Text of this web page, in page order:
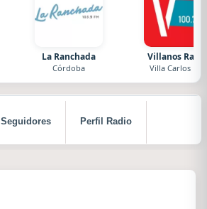
La Ranchada
Córdoba
Villanos
Villa Carlos Paz
Seguidores Perfil Radio